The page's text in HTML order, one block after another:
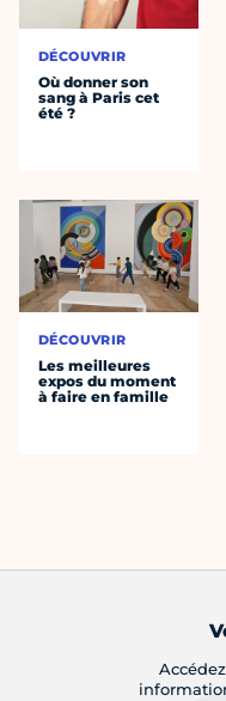
DÉCOUVRIR
Où donner son
sang à Paris cet
été ?
DÉCOUVRIR
Les meilleures
expos du moment
à faire en famille